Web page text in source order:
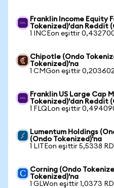
Franklin Income Equity
Tokenized)'dan Reddit
1 INCEon eşittir
Chipotle (Ondo
Tokenized)'na
1 CMGon eşittir
Franklin US Large Cap
Tokenized)'dan Reddit
1 FLQLon eşittir
Lumentum Holdings
(Ondo Tokenized)'na
1 LITEon eşittir 5,5338
Corning (Ondo
Tokenized)'na
1 GLWon eşittir 1,0373